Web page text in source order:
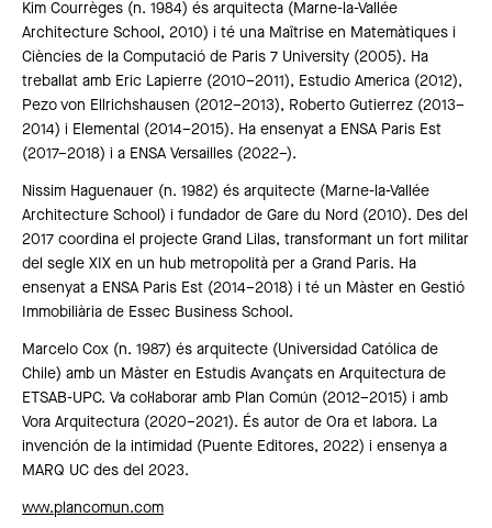
Kim Courrèges (n. 1984) és arquitecta (Marne-la-Vallée
Architecture School, 2010) i té una Maîtrise en Matemàtiques i
Ciències de la Computació de Paris 7 University (2005). Ha
treballat amb Eric Lapierre (2010–2011), Estudio America (2012),
Pezo von Ellrichshausen (2012–2013), Roberto Gutierrez (2013–
2014) i Elemental (2014–2015). Ha ensenyat a ENSA Paris Est
(2017–2018) i a ENSA Versailles (2022–).
Nissim Haguenauer (n. 1982) és arquitecte (Marne-la-Vallée
Architecture School) i fundador de Gare du Nord (2010). Des del
2017 coordina el projecte Grand Lilas, transformant un fort militar
del segle XIX en un hub metropolità per a Grand Paris. Ha
ensenyat a ENSA Paris Est (2014–2018) i té un Màster en Gestió
Immobiliària de Essec Business School.
Marcelo Cox (n. 1987) és arquitecte (Universidad Católica de
Chile) amb un Màster en Estudis Avançats en Arquitectura de
ETSAB-UPC. Va col·laborar amb Plan Común (2012–2015) i amb
Vora Arquitectura (2020–2021). És autor de Ora et labora. La
invención de la intimidad (Puente Editores, 2022) i ensenya a
MARQ UC des del 2023.
www.plancomun.com